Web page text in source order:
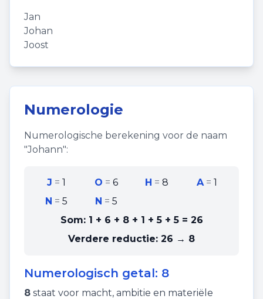
Jan
Johan
Joost
Numerologie
Numerologische berekening voor de naam
"Johann":
J = 1 O =6 H = 8 A= 1
N = 5 N =5
Som: 1 + 6 + 8 + 1 + 5 + 5= 26
Verdere reductie: 26 → 8
Numerologisch getal: 8
8 staat voor macht, ambitie en materiële